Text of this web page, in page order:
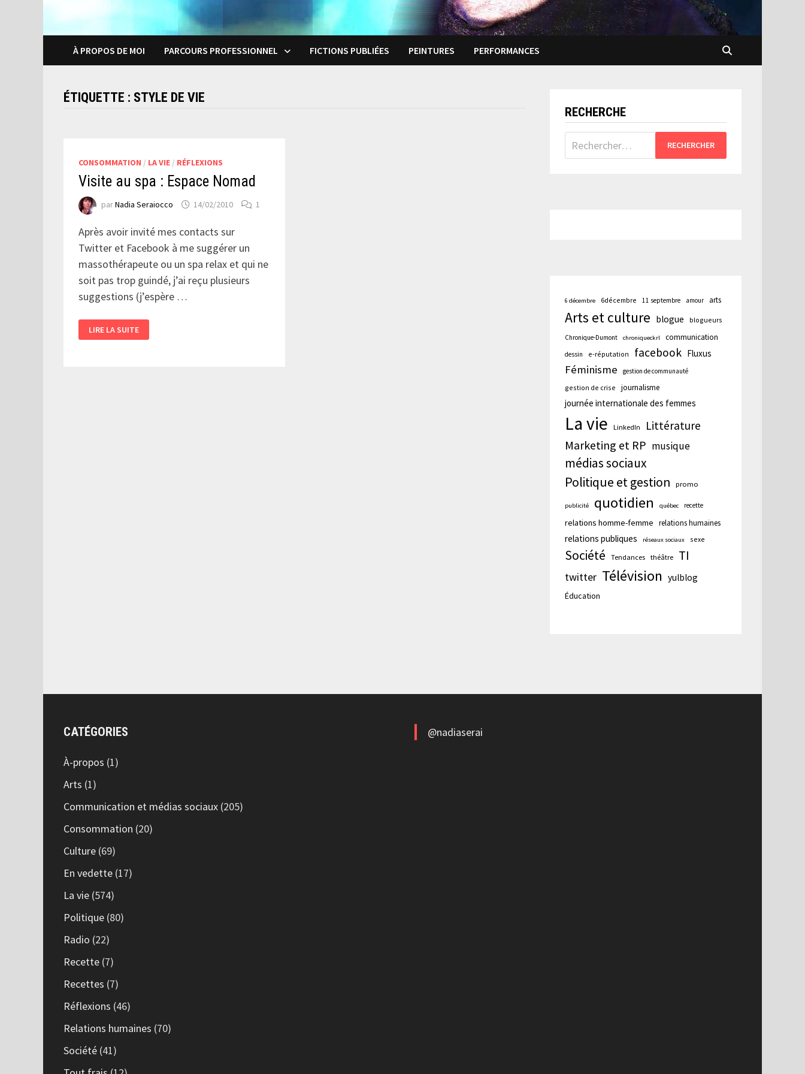
À PROPOS DE MOI PARCOURS PROFESSIONNEL FICTIONS PUBLIÉES PEINTURES PERFORMANCES
ÉTIQUETTE : STYLE DE VIE
CONSOMMATION / LA VIE / RÉFLEXIONS
Visite au spa : Espace Nomad
parNadia Seraiocco 14/02/2010 1
Après avoir invité mes contacts sur
Twitter et Facebook à me suggérer un
massothérapeute ou un spa relax et qui ne
soit pas trop guindé, j’ai reçu plusieurs
suggestions (j’espère …
AU
SPA
LIRE LA SUITE
RECHERCHE
Rechercher :
6 décembre 6décembre 11 septembre amour arts
Arts et culture blogue blogueurs
Chronique-Dumont chroniqueckrl communication
dessin e-réputation facebook Fluxus
Féminisme gestion de communauté
gestion de crise journalisme
journée internationale des femmes
La vie LinkedIn Littérature
Marketing et RP musique
médias sociaux
Politique et gestion
promo
publicité quotidien québec recette
relations homme-femme relations humaines
relations publiques réseaux sociaux sexe
Société Tendances théâtre TI
twitter Télévision yulblog
Éducation
CATÉGORIES
À-propos (1)
Arts (1)
Communication et médias sociaux (205)
Consommation (20)
Culture (69)
En vedette (17)
La vie (574)
Politique (80)
Radio (22)
Recette (7)
Recettes (7)
Réflexions (46)
Relations humaines (70)
Société (41)
@nadiaserai